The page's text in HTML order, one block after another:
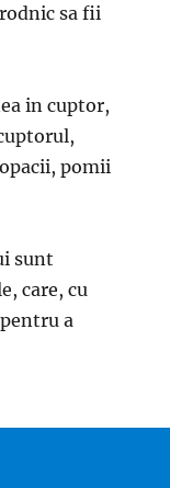
sa fii
in cuptor,
pomii
sunt
care, cu
a